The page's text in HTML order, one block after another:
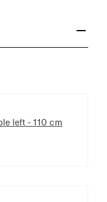
left - 110 cm